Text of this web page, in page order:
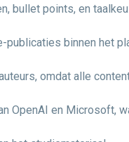
bullet points, en
publicaties binnen het
omdat alle
OpenAI en Microsoft,